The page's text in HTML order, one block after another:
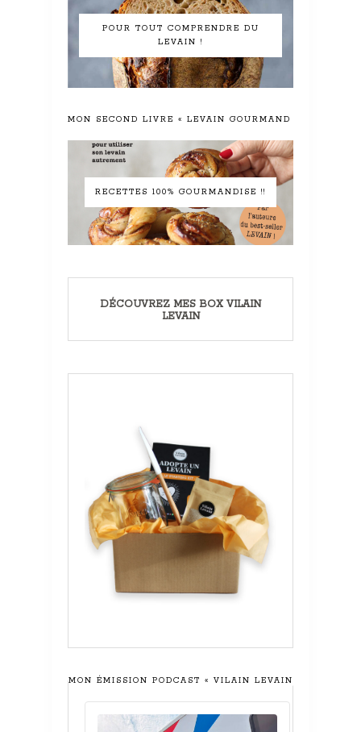
POUR TOUT COMPRENDRE DU
LEVAIN !
MON SECOND LIVRE « LEVAIN GOURMAND »
RECETTES 100% GOURMANDISE !!
DÉCOUVREZ MES BOX VILAIN
LEVAIN
MON ÉMISSION PODCAST « VILAIN LEVAIN »